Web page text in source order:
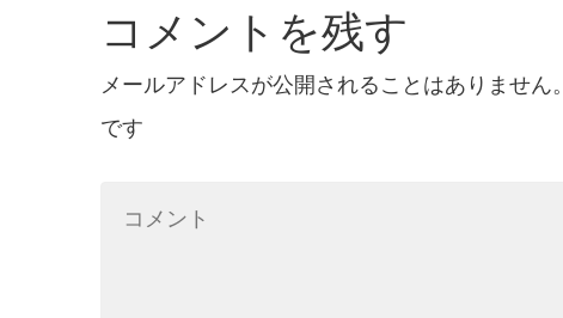
r
n
コメントを残す
メールアドレスが公開されることはありません。
です